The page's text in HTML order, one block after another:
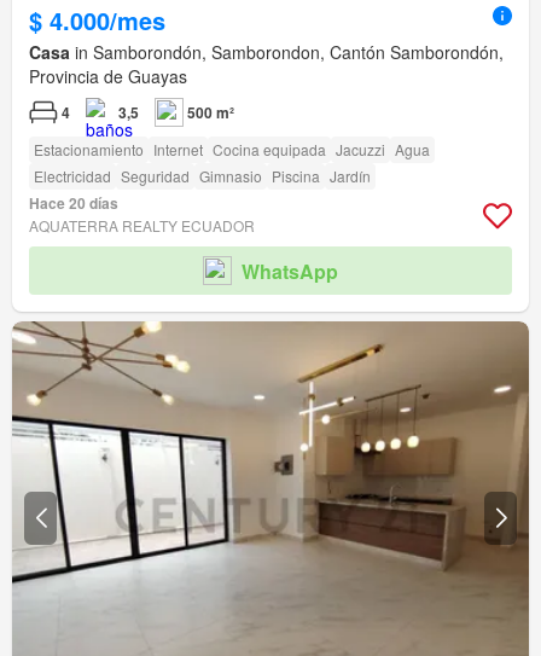
$ 4.000/mes
Casa in Samborondón, Samborondon, Cantón Samborondón,
Provincia de Guayas
4 3,5 500 m²
Estacionamiento Internet Cocina equipada Jacuzzi Agua
Electricidad Seguridad Gimnasio Piscina Jardín
Hace 20 días
AQUATERRA REALTY ECUADOR
WhatsApp